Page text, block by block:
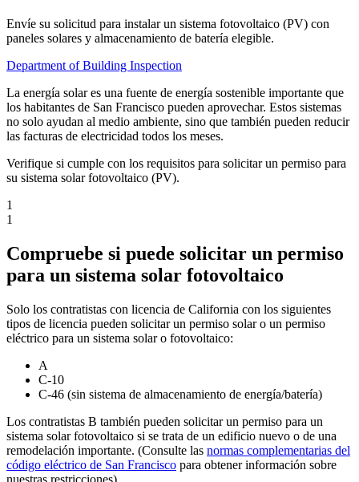
Envíe su solicitud para instalar un sistema fotovoltaico (PV) con
paneles solares y almacenamiento de batería elegible.
Department of Building Inspection
La energía solar es una fuente de energía sostenible importante que
los habitantes de San Francisco pueden aprovechar. Estos sistemas
no solo ayudan al medio ambiente, sino que también pueden reducir
las facturas de electricidad todos los meses.
Verifique si cumple con los requisitos para solicitar un permiso para
su sistema solar fotovoltaico (PV).
1
1
Compruebe si puede solicitar un permiso
para un sistema solar fotovoltaico
Solo los contratistas con licencia de California con los siguientes
tipos de licencia pueden solicitar un permiso solar o un permiso
eléctrico para un sistema solar o fotovoltaico:
A
C-10
C-46 (sin sistema de almacenamiento de energía/batería)
Los contratistas B también pueden solicitar un permiso para un
sistema solar fotovoltaico si se trata de un edificio nuevo o de una
remodelación importante. (Consulte las normas complementarias del
código eléctrico de San Francisco para obtener información sobre
nuestras restricciones).